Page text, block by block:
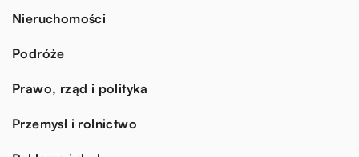
Nieruchomości
Podróże
Prawo, rząd i polityka
Przemysł i rolnictwo